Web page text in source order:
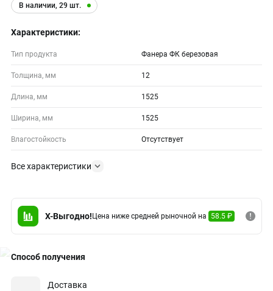
В наличии, 29 шт.
Характеристики:
Тип продукта Фанера ФК березовая
Толщина, мм 12
Длина, мм 1525
Ширина, мм 1525
Влагостойкость Отсутствует
Все характеристики
X-Выгодно! Цена ниже средней рыночной на 58.5 ₽
Способ получения
Доставка